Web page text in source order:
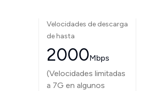
Velocidades de descarga
de hasta
2000Mbps
(Velocidades limitadas
a 7G en algunos